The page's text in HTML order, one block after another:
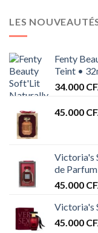
LES
Fenty
Teint •
34.000
45.000
Victoria's
de Parfum
45.000
Victoria's
45.000